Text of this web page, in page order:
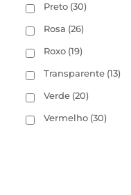
Preto (30)
Rosa (26)
Roxo (19)
Transparente (13)
Verde (20)
Vermelho (30)